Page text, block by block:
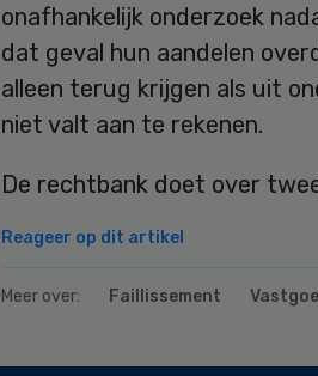
onafhankelijk onderzoek
dat geval hun aandelen
alleen terug krijgen als uit
niet valt aan te rekenen.
De rechtbank doet over
Reageer op dit artikel
Meer over: Faillissement